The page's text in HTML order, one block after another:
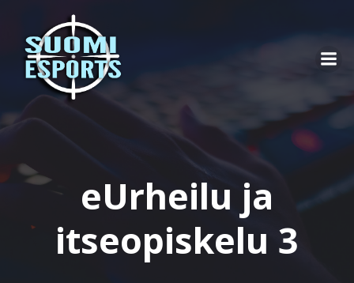
eUrheilu ja
itseopiskelu 3